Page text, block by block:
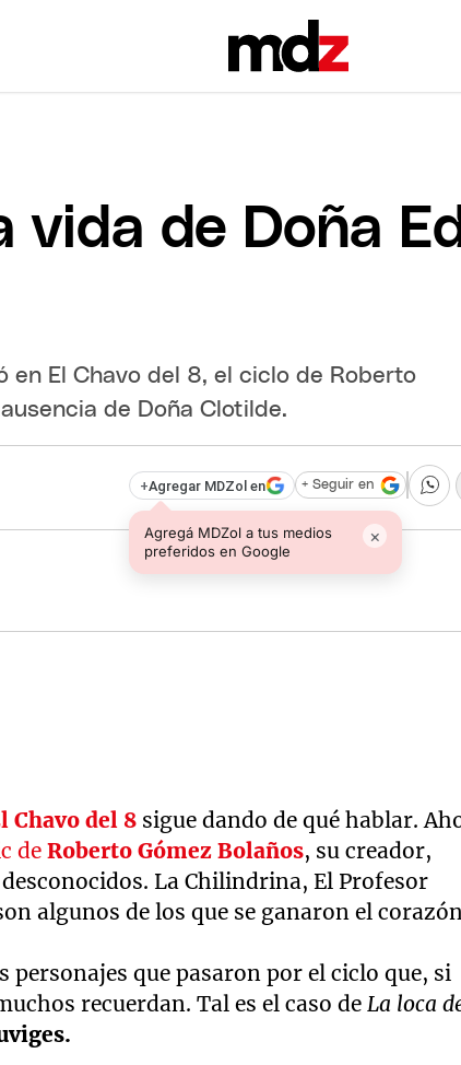
vida de Doña
en El Chavo del 8, el ciclo de Roberto
de Doña Clotilde.
+Agregar MDZol en
Agregá MDZol a tus medios
preferidos en Google
×
+ Seguir en
Chavo del 8 sigue dando de qué hablar.
de Roberto Gómez Bolaños, su creador,
La Chilindrina, El Profesor
algunos de los que se ganaron el
que pasaron por el ciclo que, si
recuerdan. Tal es el caso deLa loca